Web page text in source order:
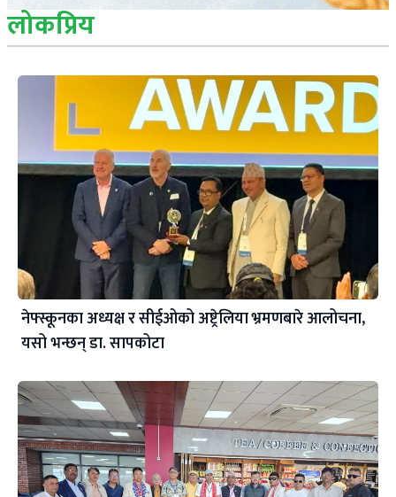
लोकप्रिय
नेफ्स्कूनका अध्यक्ष र सीईओको अष्ट्रेलिया भ्रमणबारे आलोचना,
यसो भन्छन् डा‍. सापकोटा